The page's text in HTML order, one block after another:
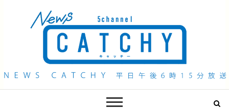
QAB NEWS Headline